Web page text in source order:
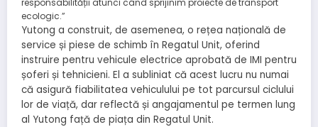
ecologic.”
Yutong a construit, de asemenea, o rețea națională de
service și piese de schimb în Regatul Unit, oferind
instruire pentru vehicule electrice aprobată de IMI pentru
șoferi și tehnicieni. El a subliniat că acest lucru nu numai
că asigură fiabilitatea vehiculului pe tot parcursul ciclului
lor de viață, dar reflectă și angajamentul pe termen lung
al Yutong față de piața din Regatul Unit.